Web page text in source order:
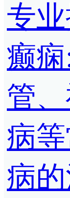
专
癫
管
病
病